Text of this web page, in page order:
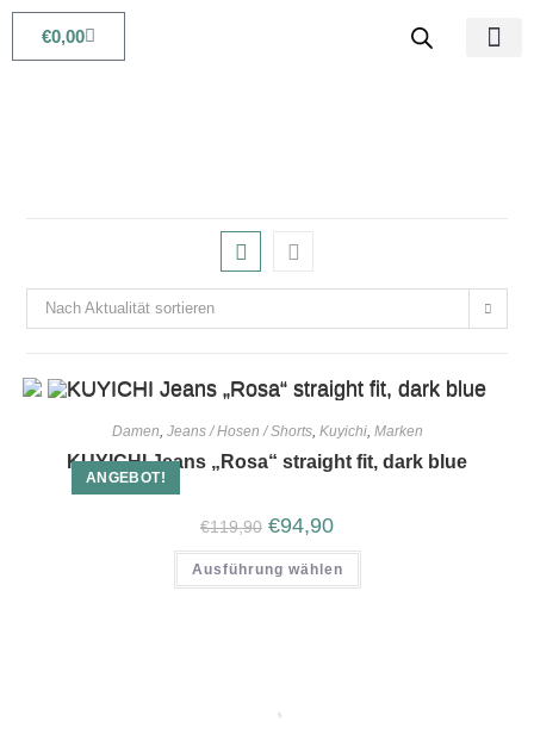
€0,00
Nach Aktualität sortieren
ANGEBOT!
Damen, Jeans / Hosen / Shorts, Kuyichi, Marken
KUYICHI Jeans „Rosa“ straight fit, dark blue
€119,90 €94,90
Ausführung wählen